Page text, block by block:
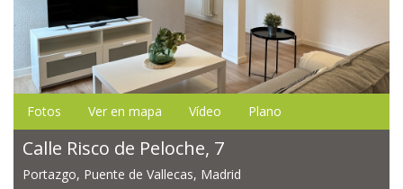
Fotos Ver en mapa Vídeo Plano
Calle Risco de Peloche, 7
Portazgo, Puente de Vallecas, Madrid